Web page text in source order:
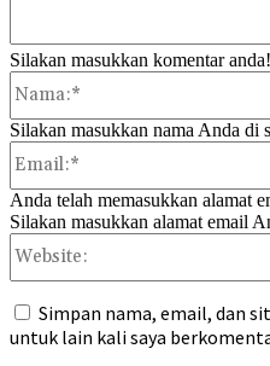
Silakan masukkan komentar anda!
Silakan masukkan nama Anda di
Anda telah memasukkan alamat
Silakan masukkan alamat email
Simpan nama, email, dan
untuk lain kali saya